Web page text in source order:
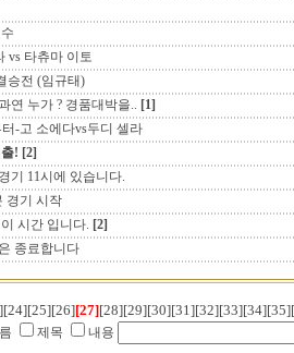
vs 타츄마 이토
승전 (임규태)
연 누가 ? 경품대박을.. [1]
-고 소에다vs두디 셀라
! [2]
기 11시에 있습니다.
경기 시작
시간 입니다. [2]
종료합니다
[24][25][26][27][28][29][30][31][32][33][34][35]
제목 내용